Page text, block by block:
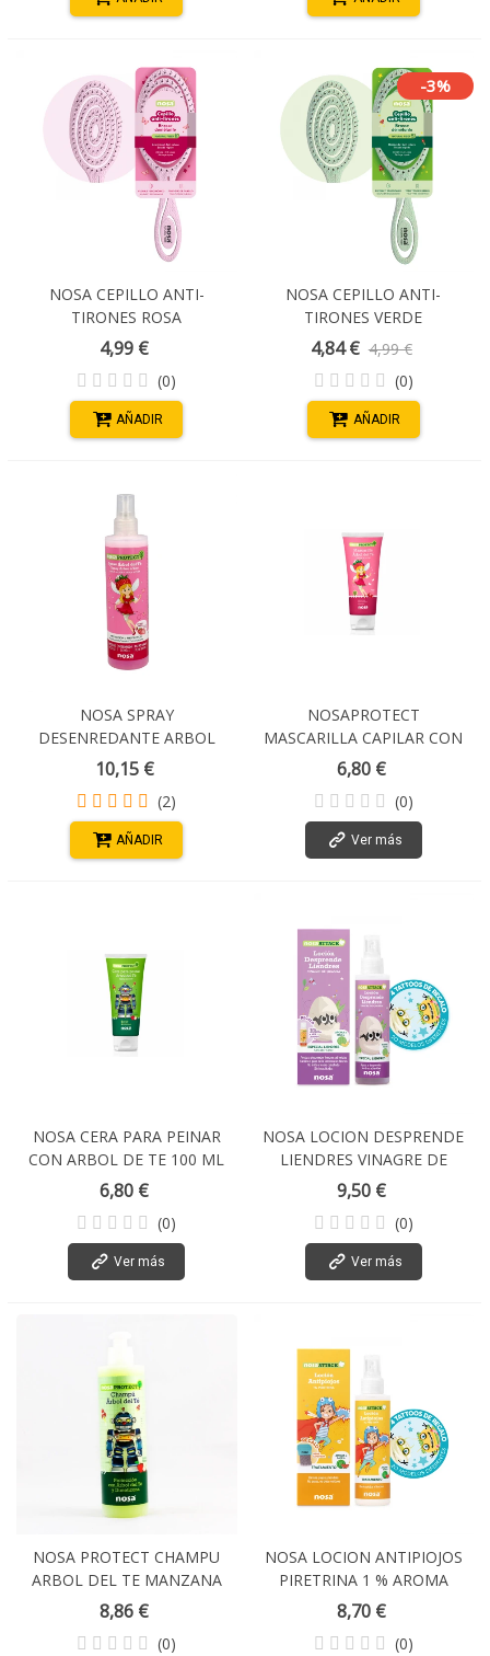
NOSA CEPILLO ANTI-
TIRONES ROSA
4,99 €
(0)
AÑADIR
-3%
NOSA CEPILLO ANTI-
TIRONES VERDE
4,84 € 4,99 €
(0)
AÑADIR
NOSA SPRAY
DESENREDANTE ARBOL
DEL TE FRESA 250 ML
10,15 €
(2)
AÑADIR
NOSAPROTECT
MASCARILLA CAPILAR CON
ARBOL DEL TE 100ML
6,80 €
(0)
Ver más
NOSA CERA PARA PEINAR
CON ARBOL DE TE 100 ML
6,80 €
(0)
Ver más
NOSA LOCION DESPRENDE
LIENDRES VINAGRE DE
QUASSIA 150 ML
9,50 €
(0)
Ver más
NOSA PROTECT CHAMPU
ARBOL DEL TE MANZANA
250 ML
8,86 €
(0)
NOSA LOCION ANTIPIOJOS
PIRETRINA 1 % AROMA
SANDÍA CON CHAMPÚ 15
ML + PEINE
8,70 €
(0)